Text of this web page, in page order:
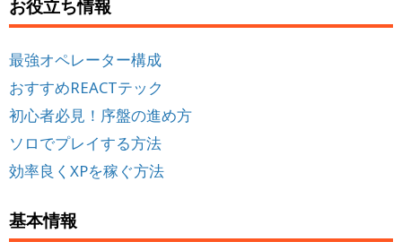
お役立ち情報
最強オペレーター構成
おすすめREACTテック
初心者必見！序盤の進め方
ソロでプレイする方法
効率良くXPを稼ぐ方法
基本情報